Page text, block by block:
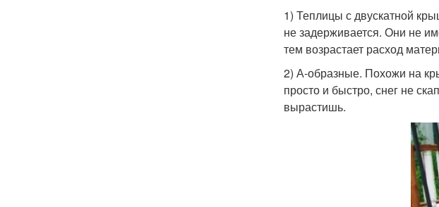
1) Теплицы с двускатной
не задерживается. Они не
тем возрастает расход
2) А-образные. Похожи на
просто и быстро, снег не
вырастишь.